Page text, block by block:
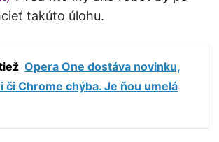
takúto úlohu.
Opera One dostáva novinku,
či Chrome chýba. Je ňou umelá